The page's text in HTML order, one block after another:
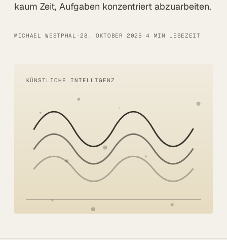
LÖSUNGEN
Barrierefreiheit
Über uns
Referenzen
Mehr
kaum Zeit, Aufgaben konzentriert abzuarbeiten.
MICHAEL WESTPHAL ·28. OKTOBER 2025 ·4 MIN LESEZEIT
KÜNSTLICHE INTELLIGENZ